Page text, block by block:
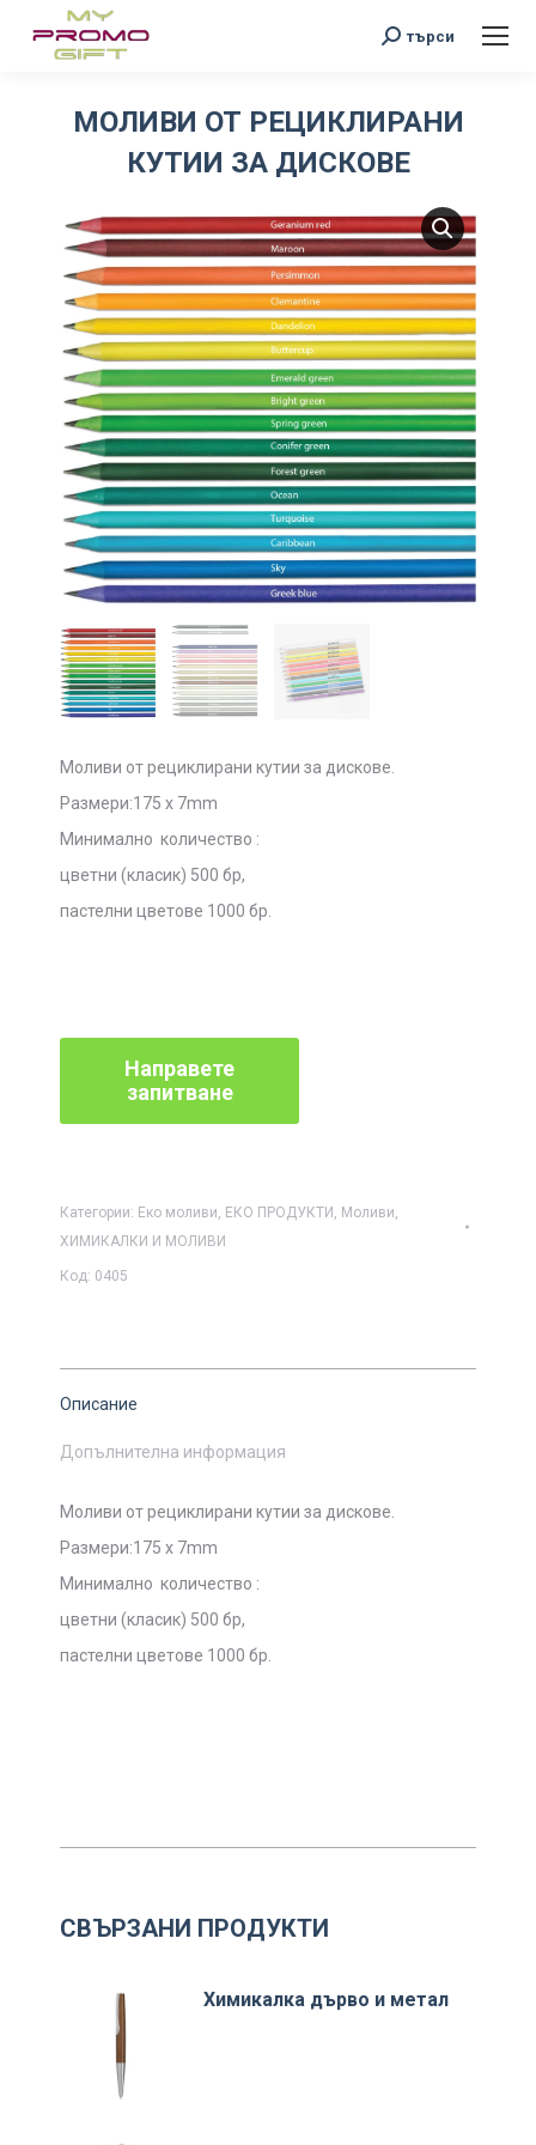
Search:
търси
МОЛИВИ ОТ РЕЦИКЛИРАНИ
КУТИИ ЗА ДИСКОВЕ
Моливи от рециклирани кутии за дискове.
Размери:175 x 7mm
Минимално количество :
цветни (класик) 500 бр,
пастелни цветове 1000 бр.
Категории: Еко моливи ЕКО ПРОДУКТИ Моливи
ХИМИКАЛКИ И МОЛИВИ
Код: 0405
Описание
Допълнителна информация
Моливи от рециклирани кутии за дискове.
Размери:175 x 7mm
Минимално количество :
цветни (класик) 500 бр,
пастелни цветове 1000 бр.
СВЪРЗАНИ ПРОДУКТИ
Химикалка дърво и метал